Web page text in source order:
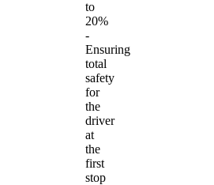
to
20%
-
Ensuring
total
safety
for
the
driver
at
the
first
stop